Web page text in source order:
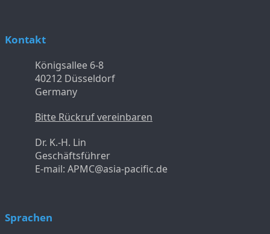
Kontakt
Königsallee 6-8
40212 Düsseldorf
Germany
Bitte Rückruf vereinbaren
Dr. K.-H. Lin
Geschäftsführer
E-mail: APMC@asia-pacific.de
Sprachen